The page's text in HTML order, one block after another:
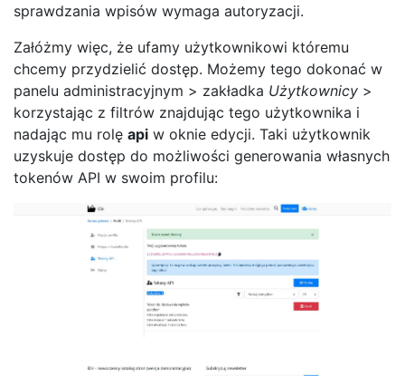
sprawdzania wpisów wymaga autoryzacji.
Załóżmy więc, że ufamy użytkownikowi któremu
chcemy przydzielić dostęp. Możemy tego dokonać w
panelu administracyjnym > zakładka Użytkownicy >
korzystając z filtrów znajdując tego użytkownika i
nadając mu rolę api w oknie edycji. Taki użytkownik
uzyskuje dostęp do możliwości generowania własnych
tokenów API w swoim profilu: